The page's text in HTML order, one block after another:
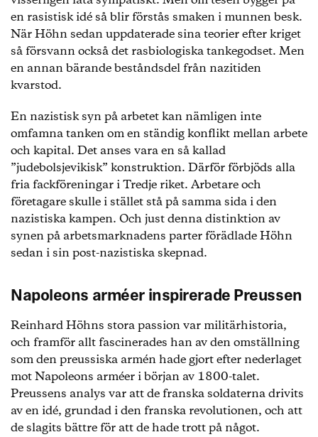
en rasistisk idé så blir förstås smaken i munnen besk.
När Höhn sedan uppdaterade sina teorier efter kriget
så försvann också det rasbiologiska tankegodset. Men
en annan bärande beståndsdel från nazitiden
kvarstod.
En nazistisk syn på arbetet kan nämligen inte
omfamna tanken om en ständig konflikt mellan arbete
och kapital. Det anses vara en så kallad
”judebolsjevikisk” konstruktion. Därför förbjöds alla
fria fackföreningar i Tredje riket. Arbetare och
företagare skulle i stället stå på samma sida i den
nazistiska kampen. Och just denna distinktion av
synen på arbetsmarknadens parter förädlade Höhn
sedan i sin post-nazistiska skepnad.
Napoleons arméer inspirerade Preussen
Reinhard Höhns stora passion var militärhistoria,
och framför allt fascinerades han av den omställning
som den preussiska armén hade gjort efter nederlaget
mot Napoleons arméer i början av 1800-talet.
Preussens analys var att de franska soldaterna drivits
av en idé, grundad i den franska revolutionen, och att
de slagits bättre för att de hade trott på något.